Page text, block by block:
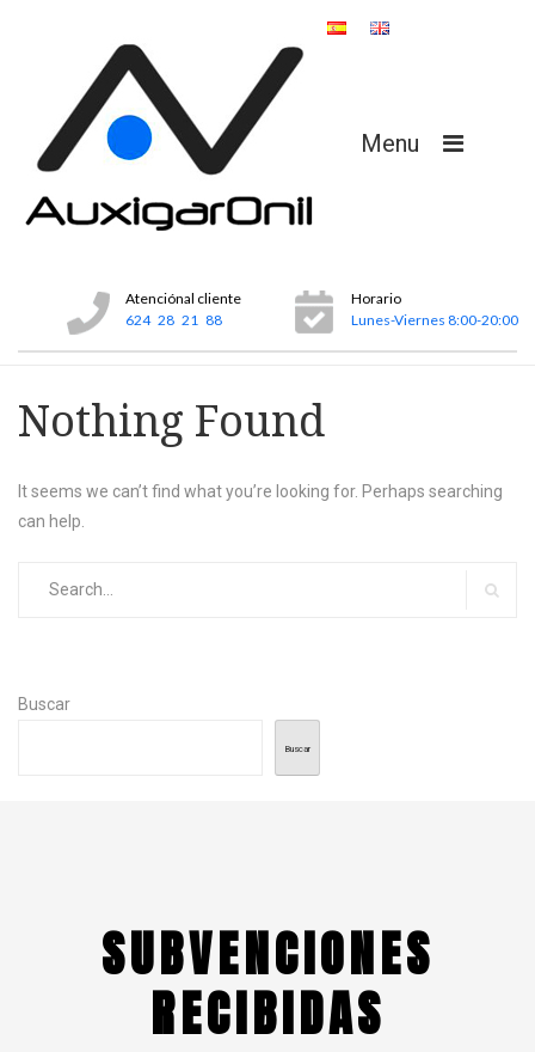
Atenciónal cliente
624 28 21 88
Horario
Lunes-Viernes 8:00-20:00
Menu
Nothing Found
It seems we can’t find what you’re looking for. Perhaps searching
can help.
Buscar
Buscar
SUBVENCIONES
RECIBIDAS